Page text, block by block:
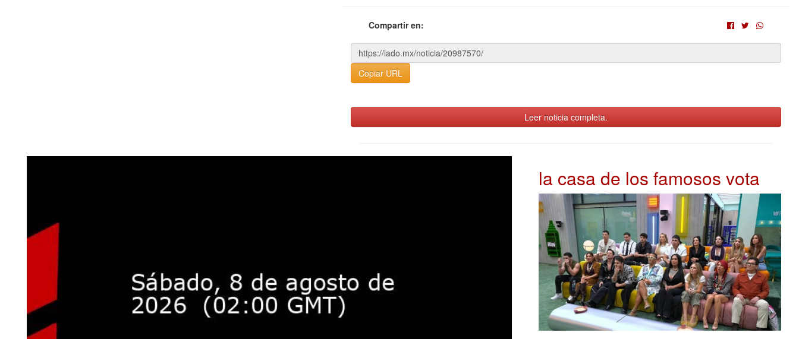
Compartir en:
Copiar URL
Leer noticia completa.
la casa de los famosos vota